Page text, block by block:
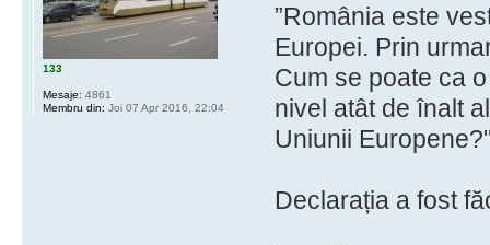
”România este
Europei. Prin
Cum se poate ca
nivel atât de înalt
Uniunii
Declarația a fost
133
Mesaje: 4861
Membru din: Joi 07 Apr 2016, 22:04